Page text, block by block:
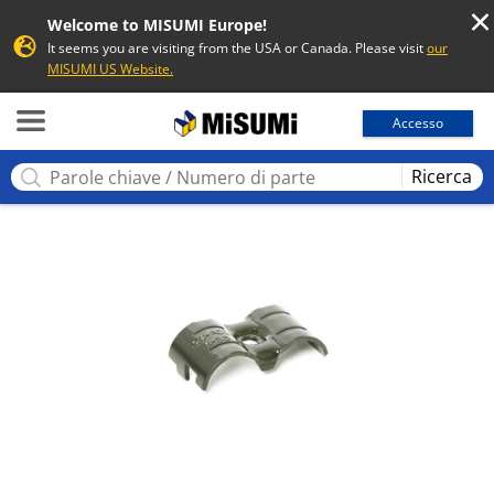
Welcome to MISUMI Europe!
It seems you are visiting from the USA or Canada. Please visitour
MISUMI US Website.
Accesso
Ricerca